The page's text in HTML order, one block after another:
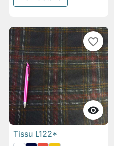

favorite_border
Tissu L122*